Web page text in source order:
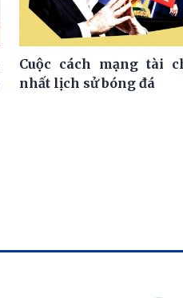
Cuộc cách mạng tài
nhất lịch sử bóng đá